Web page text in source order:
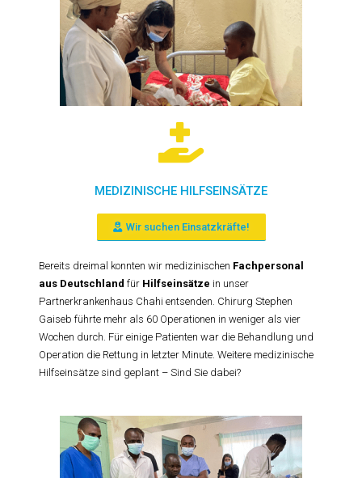
MEDIZINISCHE HILFSEINSÄTZE
Wir suchen Einsatzkräfte!
Bereits dreimal konnten wir medizinischen Fachpersonal
aus Deutschland für Hilfseinsätze in unser
Partnerkrankenhaus Chahi entsenden. Chirurg Stephen
Gaiseb führte mehr als 60 Operationen in weniger als vier
Wochen durch. Für einige Patienten war die Behandlung und
Operation die Rettung in letzter Minute. Weitere medizinische
Hilfseinsätze sind geplant – Sind Sie dabei?